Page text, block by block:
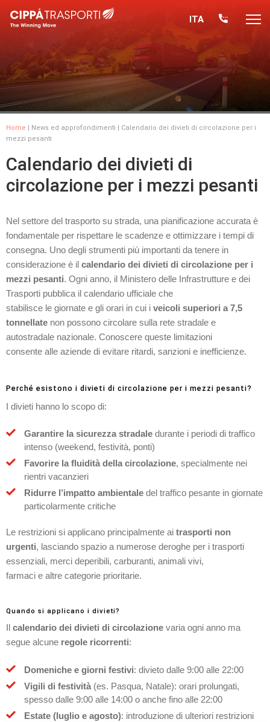
ITA
Home News ed approfondimenti | Calendario dei divieti di circolazione per i
mezzi pesanti
Calendario dei divieti di
circolazione per i mezzi pesanti
Nel settore del trasporto su strada, una pianificazione accurata è
fondamentale per rispettare le scadenze e ottimizzare i tempi di
consegna. Uno degli strumenti più importanti da tenere in
considerazione è il calendario dei divieti di circolazione per i
mezzi pesanti. Ogni anno, il Ministero delle Infrastrutture e dei
Trasporti pubblica il calendario ufficiale che
stabilisce le giornate e gli orari in cui i veicoli superiori a 7,5
tonnellate non possono circolare sulla rete stradale e
autostradale nazionale. Conoscere queste limitazioni
consente alle aziende di evitare ritardi, sanzioni e inefficienze.
Perché esistono i divieti di circolazione per i mezzi pesanti?
I divieti hanno lo scopo di:
Garantire la sicurezza stradale durante i periodi di traffico
intenso (weekend, festività, ponti)
Favorire la fluidità della circolazione, specialmente nei
rientri vacanzieri
Ridurre l’impatto ambientale del traffico pesante in giornate
particolarmente critiche
Le restrizioni si applicano principalmente ai trasporti non
urgenti, lasciando spazio a numerose deroghe per i trasporti
essenziali, merci deperibili, carburanti, animali vivi,
farmaci e altre categorie prioritarie.
Quando si applicano i divieti?
Il calendario dei divieti di circolazione varia ogni anno ma
segue alcune regole ricorrenti:
Domeniche e giorni festivi: divieto dalle 9:00 alle 22:00
Vigili di festività (es. Pasqua, Natale): orari prolungati,
spesso dalle 9:00 alle 14:00 o anche fino alle 22:00
Estate (luglio e agosto): introduzione di ulteriori restrizioni